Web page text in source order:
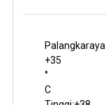
Palangkaraya
+35
°
C